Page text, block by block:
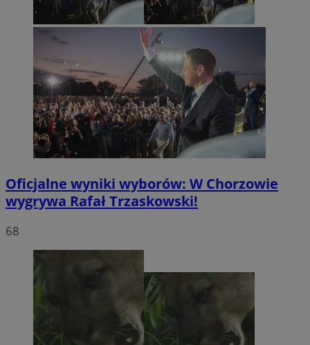
Oficjalne wyniki wyborów: W Chorzowie
wygrywa Rafał Trzaskowski!
68